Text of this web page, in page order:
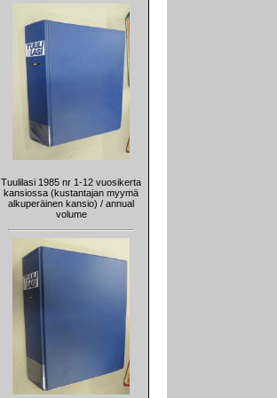
Tuulilasi 1985 nr 1-12 vuosikerta
kansiossa (kustantajan myymä
alkuperäinen kansio) / annual
volume